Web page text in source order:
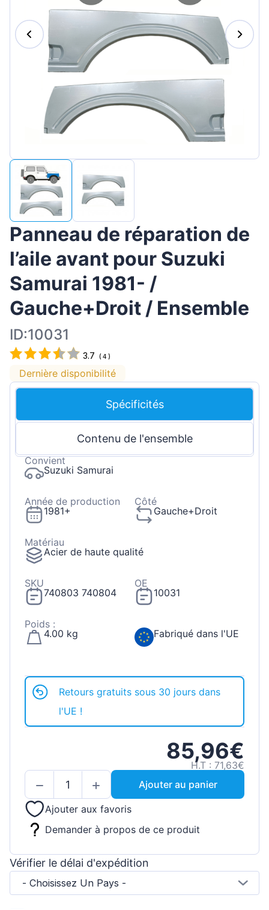
Lietuvių
Slovenian
Latvian
Slovenčina
Panneau de réparation de
l’aile avant pour Suzuki
Samurai 1981- /
Gauche+Droit / Ensemble
ID:10031
3.7 (4 )
Dernière disponibilité
Spécificités
Contenu de l'ensemble
Convient
Suzuki Samurai
Année de production
1981+
Côté
Gauche+Droit
Matériau
Acier de haute qualité
SKU
740803 740804
OE
10031
Poids :
4.00 kg
Fabriqué dans l'UE
Retours gratuits sous 30 jours dans
l'UE !
85,96€
H.T : 71,63€
Ajouter au panier
Ajouter aux favoris
Demander à propos de ce produit
Vérifier le délai d'expédition
- Choisissez Un Pays -